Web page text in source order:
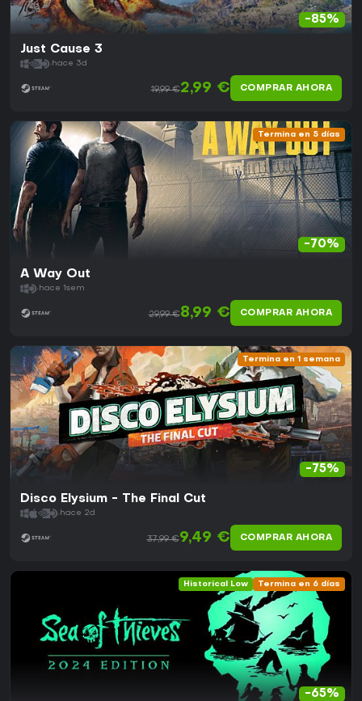
-85%
Just Cause 3
hace 3d
19,99 €2,99 € COMPRAR AHORA
Termina en 5 días
-70%
A Way Out
hace 1sem
29,99 €8,99 € COMPRAR AHORA
Termina en 1 semana
-75%
Disco Elysium - The Final Cut
hace 2d
37,99 €9,49 € COMPRAR AHORA
Historical Low Termina en 6 días
-65%